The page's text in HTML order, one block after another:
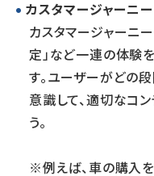
カスタマージャーニ
カスタマージャーニー
定」など一連の体験
す。ユーザーがどの
意識して、適切なコ
う。
※例えば、車の購入